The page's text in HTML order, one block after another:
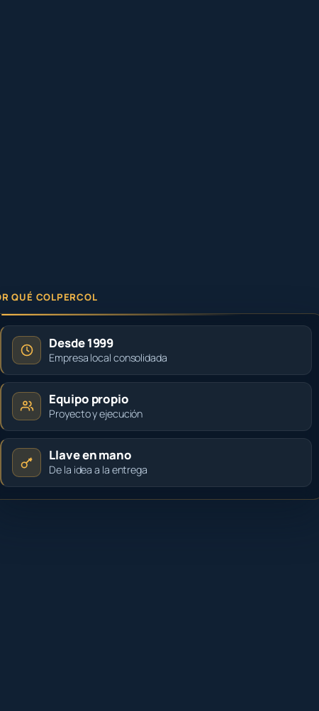
QUÉ COLPERCOL
Desde 1999
Empresa local consolidada
Equipo propio
Proyecto y ejecución
Llave en mano
De la idea a la entrega